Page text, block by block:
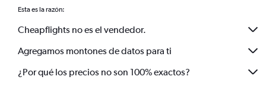
Esta es la razón:
Cheapflights no es el vendedor.
Agregamos montones de datos para ti
¿Por qué los precios no son 100% exactos?